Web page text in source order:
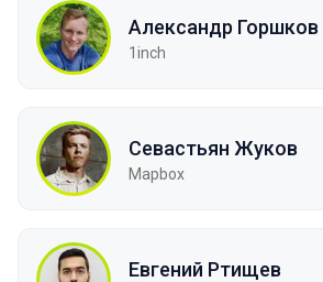
Александр Горшков
1inch
Севастьян Жуков
Mapbox
Евгений Ртищев